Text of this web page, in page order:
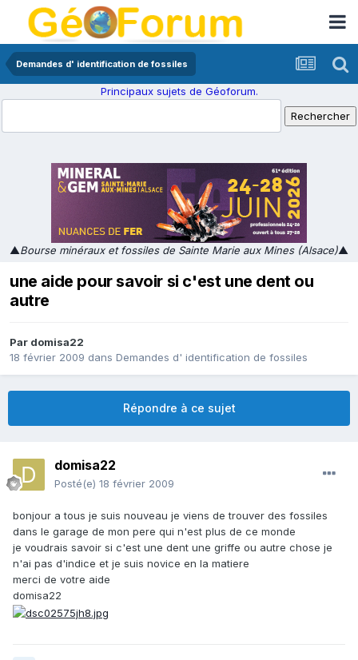
Demandes d' identification de fossiles
Principaux sujets de Géoforum.
▲Bourse minéraux et fossiles de Sainte Marie aux Mines (Alsace)▲
une aide pour savoir si c'est une dent ou
autre
Par domisa22
18 février 2009 dans Demandes d' identification de fossiles
Répondre à ce sujet
domisa22
Posté(e) 18 février 2009
bonjour a tous je suis nouveau je viens de trouver des fossiles
dans le garage de mon pere qui n'est plus de ce monde
je voudrais savoir si c'est une dent une griffe ou autre chose je
n'ai pas d'indice et je suis novice en la matiere
merci de votre aide
domisa22